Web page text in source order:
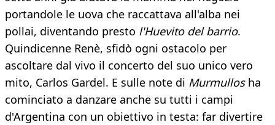
portandole le uova che raccattava all'alba nei
pollai, diventando presto l'Huevito del barrio.
Quindicenne Renè, sfidò ogni ostacolo per
ascoltare dal vivo il concerto del suo unico vero
mito, Carlos Gardel. E sulle note di Murmullosha
cominciato a danzare anche su tutti i campi
d'Argentina con un obiettivo in testa: far divertire